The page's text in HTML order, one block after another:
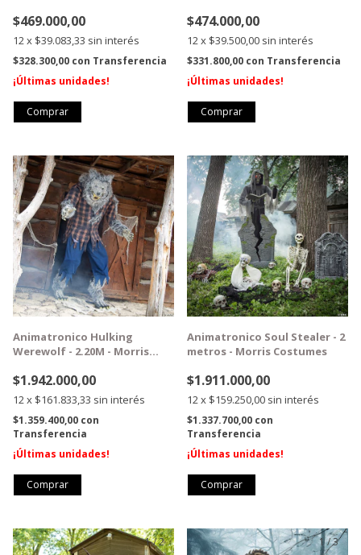
$469.000,00
12x $39.083,33 sin interés
$328.300,00 con Transferencia
¡Últimas unidades!
$474.000,00
12x $39.500,00 sin interés
$331.800,00 con Transferencia
¡Últimas unidades!
1/5
GRATIS
Animatronico Hulking
Werewolf - 2.20M - Morris
$1.942.000,00
12x $161.833,33 sin interés
$1.359.400,00 con
Transferencia
¡Últimas unidades!
1/5
GRATIS
Animatronico Soul Stealer - 2
metros - Morris Costumes
$1.911.000,00
12x $159.250,00 sin interés
$1.337.700,00 con
Transferencia
¡Últimas unidades!
1/2
GRATIS 1/3
GRATIS